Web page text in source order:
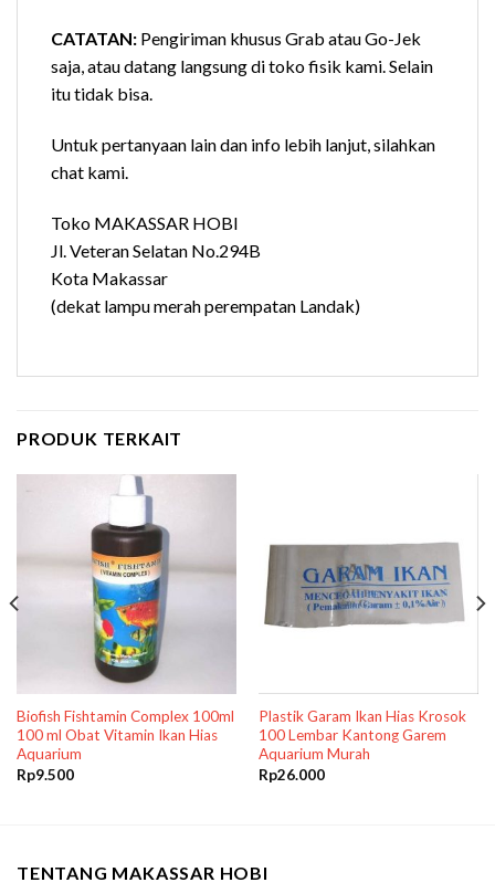
CATATAN: Pengiriman khusus Grab atau Go-Jek
saja, atau datang langsung di toko fisik kami. Selain
itu tidak bisa.
Untuk pertanyaan lain dan info lebih lanjut, silahkan
chat kami.
Toko MAKASSAR HOBI
Jl. Veteran Selatan No.294B
Kota Makassar
(dekat lampu merah perempatan Landak)
PRODUK TERKAIT
Biofish Fishtamin Complex 100ml
100 ml Obat Vitamin Ikan Hias
Aquarium
Rp9.500
Plastik Garam Ikan Hias Krosok
100 Lembar Kantong Garem
Aquarium Murah
Rp26.000
TENTANG MAKASSAR HOBI